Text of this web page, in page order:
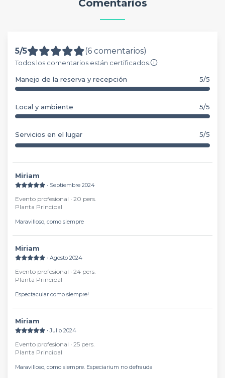
Comentarios
5/5 (6 comentarios)
Todos los comentarios están certificados.
Manejo de la reserva y recepción 5/5
Local y ambiente 5/5
Servicios en el lugar 5/5
Miriam
∙ Septiembre 2024
Evento profesional ∙ 20 pers.
Planta Principal
Maravilloso, como siempre
Miriam
∙ Agosto 2024
Evento profesional ∙ 24 pers.
Planta Principal
Espectacular como siempre!
Miriam
∙ Julio 2024
Evento profesional ∙ 25 pers.
Planta Principal
Maravilloso, como siempre. Especiarium no defrauda